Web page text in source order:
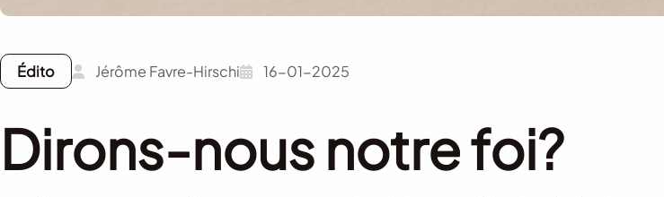
Édito Jérôme Favre-Hirschi 16-01-2025
Dirons-nous notre foi?